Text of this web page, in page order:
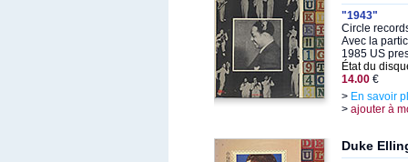
"1943"
Circle
Avec la
1985 US
État du
14.00 €
> En savoir
> ajouter à
Duke